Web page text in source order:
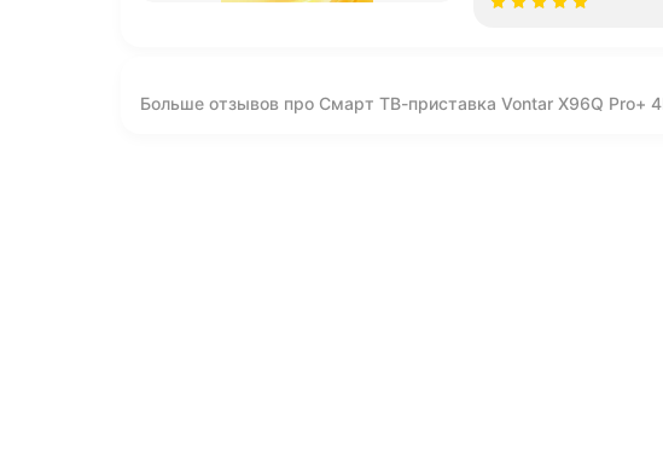
Больше отзывов про Смарт ТВ-приставка Vontar X96Q Pro+